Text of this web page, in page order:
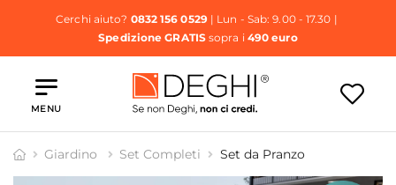
Cerchi aiuto? 0832 156 0529| Lun - Sab: 9.00 - 17.30 |
Spedizione GRATISsopra i 490 euro
MENU
Giardino Set Completi Set da Pranzo